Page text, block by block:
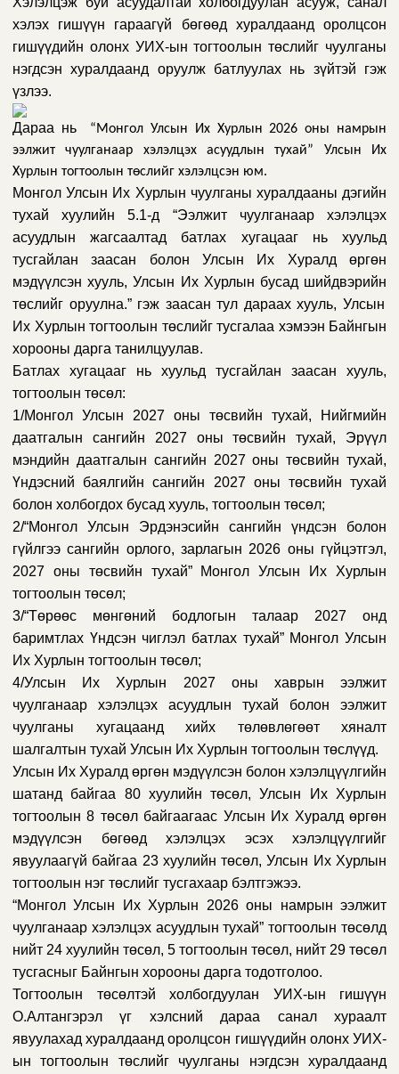
хэлэх гишүүн гараагүй бөгөөд хуралдаанд оролцсон
гишүүдийн олонх УИХ-ын тогтоолын төслийг чуулганы
нэгдсэн хуралдаанд оруулж батлуулах нь зүйтэй гэж
үзлээ.
Дараа нь
“Монгол Улсын Их Хурлын 2026 оны намрын
ээлжит чуулганаар хэлэлцэх асуудлын тухай” Улсын Их
Хурлын тогтоолын төслийг хэлэлцсэн юм.
Монгол Улсын Их Хурлын чуулганы хуралдааны дэгийн
тухай хуулийн 5.1-д “Ээлжит чуулганаар хэлэлцэх
асуудлын жагсаалтад батлах хугацааг нь хуульд
тусгайлан заасан болон Улсын Их Хуралд өргөн
мэдүүлсэн хууль,Улсын Их Хурлын бусад шийдвэрийн
төслийг оруулна.” гэж заасан тул дараах хууль, Улсын
Их Хурлын тогтоолын төслийг тусгалаа хэмээн Байнгын
хорооны дарга танилцуулав.
Батлах хугацааг нь хуульд тусгайлан заасан хууль,
тогтоолын төсөл:
1/Монгол Улсын 2027 оны төсвийн тухай, Нийгмийн
даатгалын сангийн 2027 оны төсвийн тухай, Эрүүл
мэндийн даатгалын сангийн 2027 оны төсвийн тухай,
Үндэсний баялгийн сангийн 2027 оны төсвийн тухай
болон холбогдох бусад хууль, тогтоолын төсөл;
2/“Монгол Улсын Эрдэнэсийн сангийн үндсэн болон
гүйлгээ сангийн орлого, зарлагын 2026 оны гүйцэтгэл,
2027 оны төсвийн тухай” Монгол Улсын Их Хурлын
тогтоолын төсөл;
3/“Төрөөс мөнгөний бодлогын талаар 2027 онд
баримтлах Үндсэн чиглэл батлах тухай” Монгол Улсын
Их Хурлын тогтоолын төсөл;
4/Улсын Их Хурлын 2027 оны хаврын ээлжит
чуулганаар хэлэлцэх асуудлын тухай болон ээлжит
чуулганы хугацаанд хийх төлөвлөгөөт хяналт
шалгалтын тухай Улсын Их Хурлын тогтоолын төслүүд.
Улсын Их Хуралд өргөн мэдүүлсэн болон хэлэлцүүлгийн
шатанд байгаа 80 хуулийн төсөл, Улсын Их Хурлын
тогтоолын 8 төсөл байгаагаас Улсын Их Хуралд өргөн
мэдүүлсэн бөгөөд хэлэлцэх эсэх хэлэлцүүлгийг
явуулаагүй байгаа 23 хуулийн төсөл, Улсын Их Хурлын
тогтоолын нэг төслийг тусгахаар бэлтгэжээ.
“Монгол Улсын Их Хурлын 2026 оны намрын ээлжит
чуулганаар хэлэлцэх асуудлын тухай” тогтоолын төсөлд
нийт 24 хуулийн төсөл, 5 тогтоолын төсөл, нийт 29 төсөл
тусгасныг Байнгын хорооны дарга тодотголоо.
Тогтоолын төсөлтэй холбогдуулан УИХ-ын гишүүн
О.Алтангэрэл үг хэлсний дараа санал хураалт
явуулахад хуралдаанд оролцсон гишүүдийн олонх УИХ-
ын тогтоолын төслийг чуулганы нэгдсэн хуралдаанд